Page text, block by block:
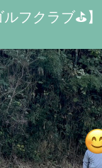
フクラブ⛳️】